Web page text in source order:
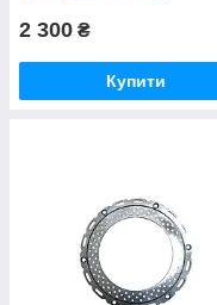
2 300 ₴
Купити